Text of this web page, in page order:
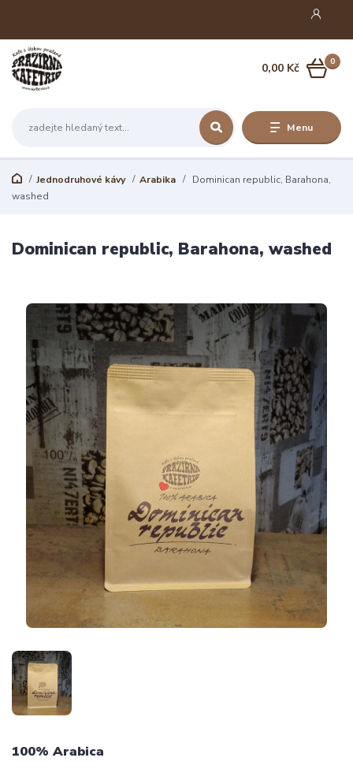
Menu
0
0,00 Kč
Jednodruhové kávy Arabika
Dominican republic, Barahona,
washed
Dominican republic, Barahona, washed
100% Arabica